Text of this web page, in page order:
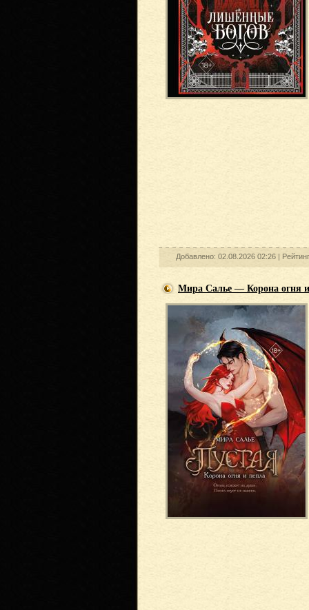
Добавлено: 02.08.2026 02:26 |
Мира Салье — Корона огня